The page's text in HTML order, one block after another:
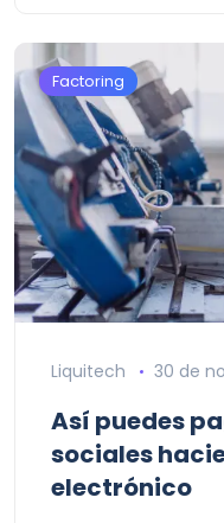
Factoring
Liquitech 30 de
Así puedes
sociales
electrónico